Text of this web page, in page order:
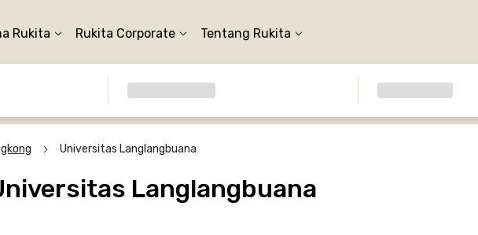
Rukita Rukita Corporate Tentang Rukita
Universitas Langlangbuana
Langlangbuana